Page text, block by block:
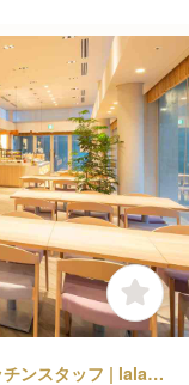
シティホテル | 調理部門 | イタリアン | キッチンスタッフ | lala Italiana(ララ イタリアーナ)